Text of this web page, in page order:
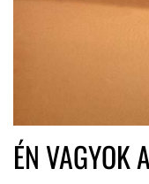
ÉN VAGYOK